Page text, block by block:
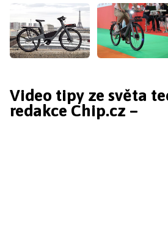
Video tipy ze světa
redakce Chip.cz –